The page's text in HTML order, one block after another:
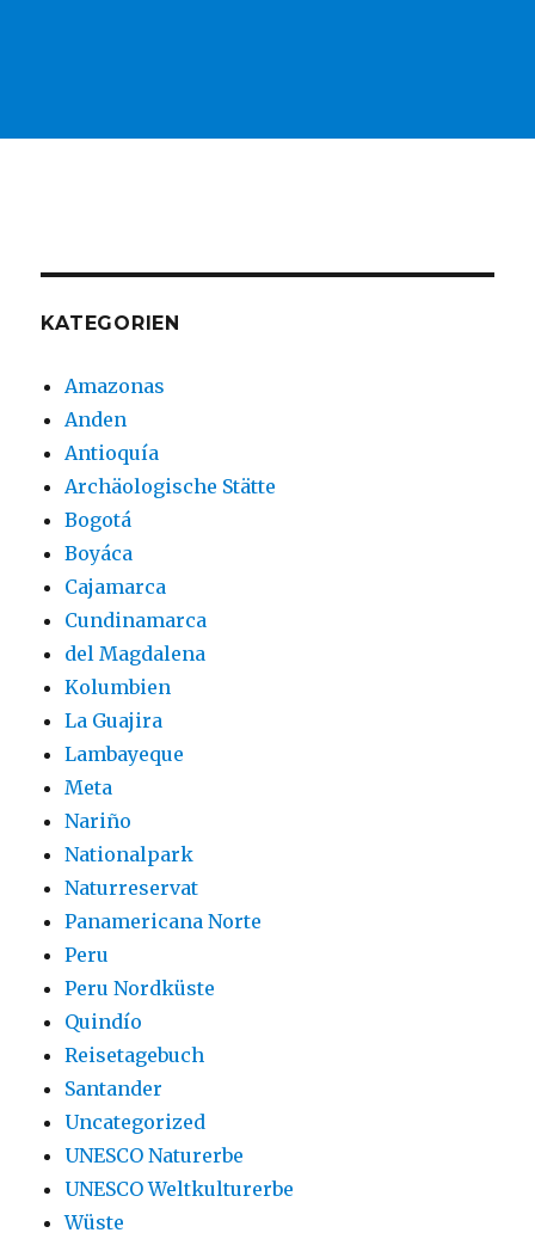
KATEGORIEN
Amazonas
Anden
Antioquía
Archäologische Stätte
Bogotá
Boyáca
Cajamarca
Cundinamarca
del Magdalena
Kolumbien
La Guajira
Lambayeque
Meta
Nariño
Nationalpark
Naturreservat
Panamericana Norte
Peru
Peru Nordküste
Quindío
Reisetagebuch
Santander
Uncategorized
UNESCO Naturerbe
UNESCO Weltkulturerbe
Wüste